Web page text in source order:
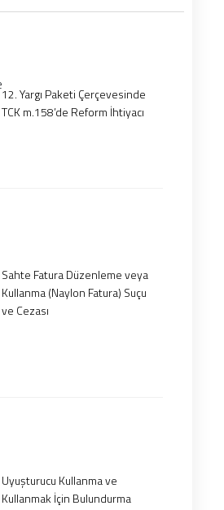
12. Yargı Paketi Çerçevesinde
TCK m.158’de Reform İhtiyacı
Sahte Fatura Düzenleme veya
Kullanma (Naylon Fatura) Suçu
ve Cezası
Uyuşturucu Kullanma ve
Kullanmak İçin Bulundurma